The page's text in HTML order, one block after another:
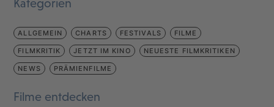
Kategorien
ALLGEMEIN CHARTS FESTIVALS FILME
FILMKRITIK JETZT IM KINO NEUESTE FILMKRITIKEN
NEWS PRÄMIENFILME
Filme entdecken